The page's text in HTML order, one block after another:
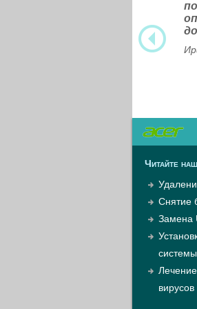
Читайте
Снятие
Замена
системы
вирусов